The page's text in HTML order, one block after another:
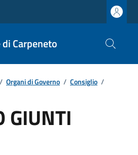
Carpeneto
/ Organi di Governo / Consiglio /
GIUNTI